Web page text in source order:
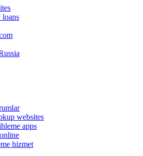
loans
websites
apps
hizmet